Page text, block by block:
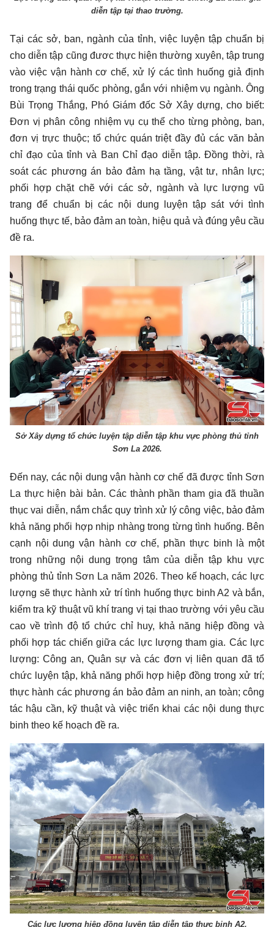
diễn tập tại thao trường.
Tại các sở, ban, ngành của tỉnh, việc luyện tập chuẩn bị
cho diễn tập cũng đươc thực hiện thường xuyên, tập trung
vào việc vận hành cơ chế, xử lý các tình huống giả định
trong trạng thái quốc phòng, gắn với nhiệm vụ ngành. Ông
Bùi Trọng Thắng, Phó Giám đốc Sở Xây dựng, cho biết:
Đơn vị phân công nhiệm vụ cụ thể cho từng phòng, ban,
đơn vị trực thuộc; tổ chức quán triệt đầy đủ các văn bản
chỉ đạo của tỉnh và Ban Chỉ đạo diễn tập. Đồng thời, rà
soát các phương án bảo đảm hạ tầng, vật tư, nhân lực;
phối hợp chặt chẽ với các sở, ngành và lực lượng vũ
trang để chuẩn bị các nội dung luyện tập sát với tình
huống thực tế, bảo đảm an toàn, hiệu quả và đúng yêu cầu
đề ra.
Sở Xây dựng tổ chức luyện tập diễn tập khu vực phòng thủ tỉnh
Sơn La 2026.
Đến nay, các nội dung vận hành cơ chế đã được tỉnh Sơn
La thực hiện bài bản. Các thành phần tham gia đã thuần
thục vai diễn, nắm chắc quy trình xử lý công việc, bảo đảm
khả năng phối hợp nhịp nhàng trong từng tình huống. Bên
cạnh nội dung vận hành cơ chế, phần thực binh là một
trong những nội dung trọng tâm của diễn tập khu vực
phòng thủ tỉnh Sơn La năm 2026. Theo kế hoạch, các lực
lượng sẽ thực hành xử trí tình huống thực binh A2 và bắn,
kiểm tra kỹ thuật vũ khí trang vị tại thao trường với yêu cầu
cao về trình độ tổ chức chỉ huy, khả năng hiệp đồng và
phối hợp tác chiến giữa các lực lượng tham gia. Các lực
lượng: Công an, Quân sự và các đơn vị liên quan đã tổ
chức luyện tập, khả năng phối hợp hiệp đồng trong xử trí;
thực hành các phương án bảo đảm an ninh, an toàn; công
tác hậu cần, kỹ thuật và việc triển khai các nội dung thực
binh theo kế hoạch đề ra.
Các lực lượng hiệp đồng luyện tập diễn tập thực binh A2.